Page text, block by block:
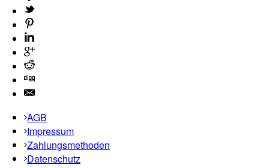
AGB
Impressum
Zahlungsmethoden
Datenschutz